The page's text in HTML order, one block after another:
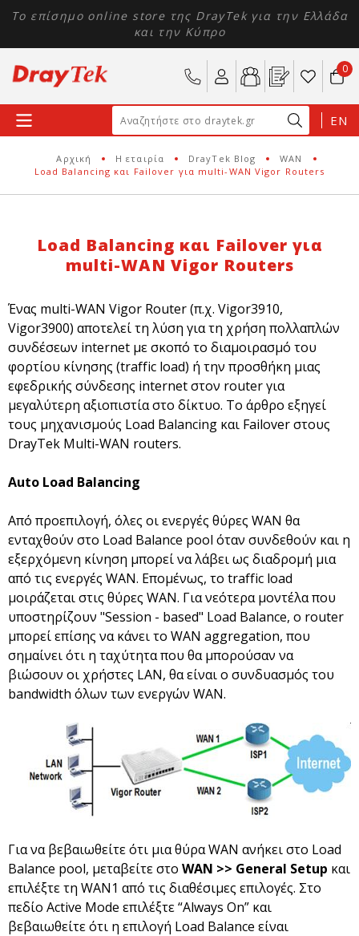
Το επίσημο online store της DrayTek για την Ελλάδα
και την Κύπρο
0
EN
Αρχική Η εταιρία DrayTek Blog
WAN
Load Balancing και Failover για multi-WAN Vigor Routers
Load Balancing και Failover για
multi-WAN Vigor Routers
Ένας multi-WAN Vigor Router (π.χ. Vigor3910,
Vigor3900) αποτελεί τη λύση για τη χρήση πολλαπλών
συνδέσεων internet με σκοπό το διαμοιρασμό του
φορτίου κίνησης (traffic load) ή την προσθήκη μιας
εφεδρικής σύνδεσης internet στον router για
μεγαλύτερη αξιοπιστία στο δίκτυο. Το άρθρο εξηγεί
τους μηχανισμούς Load Balancing και Failover στους
DrayTek Multi-WAN routers.
Auto Load Balancing
Από προεπιλογή, όλες οι ενεργές θύρες WAN θα
ενταχθούν στο Load Balance pool όταν συνδεθούν και η
εξερχόμενη κίνηση μπορεί να λάβει ως διαδρομή μια
από τις ενεργές WAN. Επομένως, το traffic load
μοιράζεται στις θύρες WAN. Για νεότερα μοντέλα που
υποστηρίζουν "Session - based" Load Balance, ο router
μπορεί επίσης να κάνει το WAN aggregation, που
σημαίνει ότι η ταχύτητα που θα μπορούσαν να
βιώσουν οι χρήστες LAN, θα είναι ο συνδυασμός του
bandwidth όλων των ενεργών WAN.
Για να βεβαιωθείτε ότι μια θύρα WAN ανήκει στο Load
Balance pool, μεταβείτε στο WAN >> General Setup και
επιλέξτε τη WAN1 από τις διαθέσιμες επιλογές. Στο
πεδίο Active Mode επιλέξτε “Always On” και
βεβαιωθείτε ότι η επιλογή Load Balance είναι